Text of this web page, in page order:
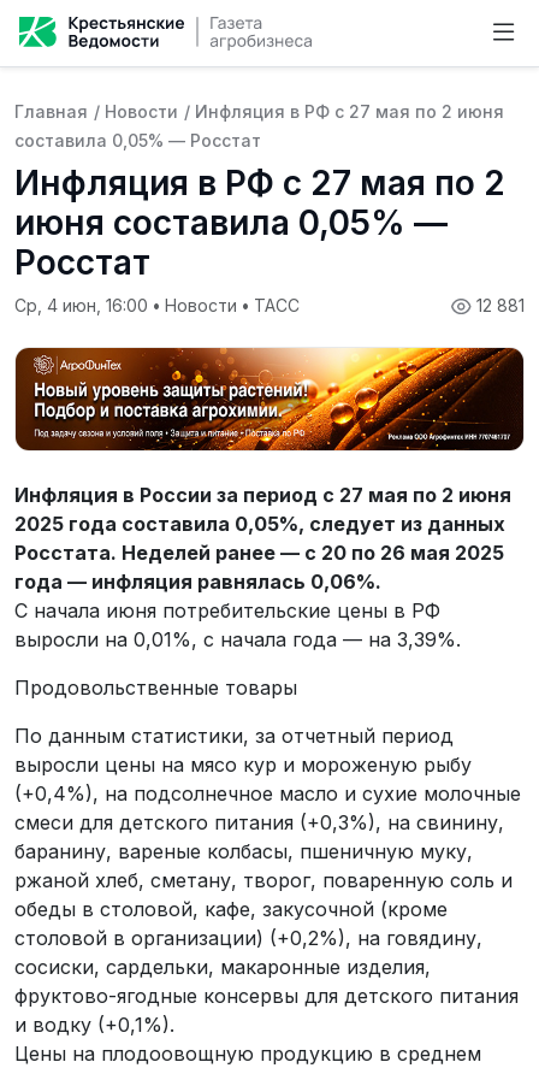
Главная / Новости / Инфляция в РФ с 27 мая по 2 июня
составила 0,05% — Росстат
Инфляция в РФ с 27 мая по 2
июня составила 0,05% —
Росстат
12 881
Ср, 4 июн, 16:00 • Новости • ТАСС
Инфляция в России за период с 27 мая по 2 июня
2025 года составила 0,05%, следует из данных
Росстата. Неделей ранее — с 20 по 26 мая 2025
года — инфляция равнялась 0,06%.
С начала июня потребительские цены в РФ
выросли на 0,01%, с начала года — на 3,39%.
Продовольственные товары
По данным статистики, за отчетный период
выросли цены на мясо кур и мороженую рыбу
(+0,4%), на подсолнечное масло и сухие молочные
смеси для детского питания (+0,3%), на свинину,
баранину, вареные колбасы, пшеничную муку,
ржаной хлеб, сметану, творог, поваренную соль и
обеды в столовой, кафе, закусочной (кроме
столовой в организации) (+0,2%), на говядину,
сосиски, сардельки, макаронные изделия,
фруктово-ягодные консервы для детского питания
и водку (+0,1%).
Цены на плодоовощную продукцию в среднем